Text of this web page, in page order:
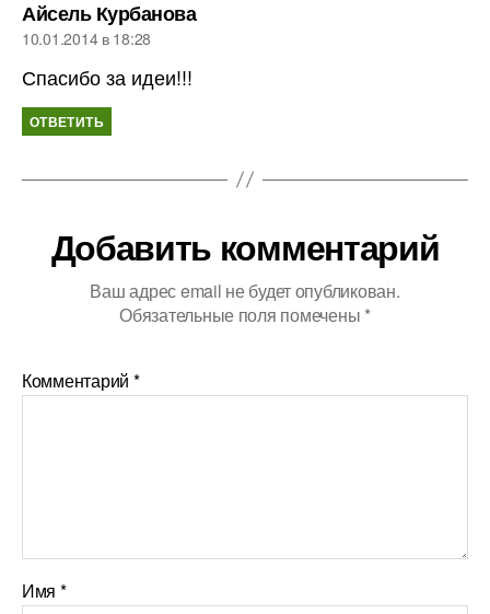
Айсель Курбановапишет:
10.01.2014 в 18:28
Спасибо за идеи!!!
ОТВЕТИТЬ
Добавить комментарий
Ваш адрес email не будет опубликован.
Обязательные поля помечены *
Комментарий *
Имя *